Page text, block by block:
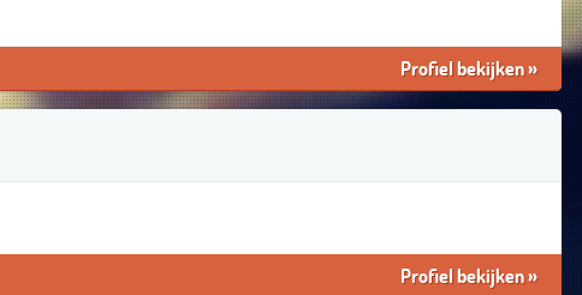
Profiel bekijken»
Profiel bekijken»